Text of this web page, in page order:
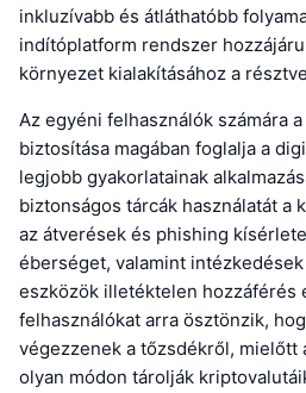
inkluzívabb és átláthatóbb
indítóplatform rendszer
környezet kialakításához a
Az egyéni felhasználók számára
biztosítása magában foglalja a
legjobb gyakorlatainak
biztonságos tárcák használatát a
az átverések és phishing
éberséget, valamint
eszközök illetéktelen hozzáférés
felhasználókat arra ösztönzik,
végezzenek a tőzsdékről, mielőtt
olyan módon tárolják